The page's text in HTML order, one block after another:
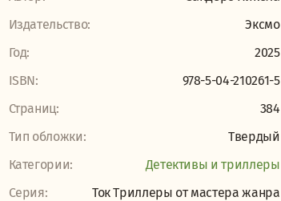
Издательство:
Эксмо
Год:
2025
ISBN:
978-5-04-210261-5
Страниц:
384
Тип обложки:
Твердый
Категории:
Детективы и триллеры
Серия:
Ток Триллеры от мастера жанра